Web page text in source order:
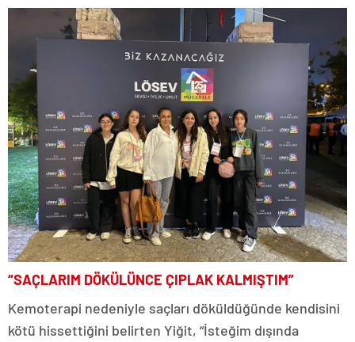
“SAÇLARIM DÖKÜLÜNCE ÇIPLAK KALMIŞTIM”
Kemoterapi nedeniyle saçları döküldüğünde kendisini
kötü hissettiğini belirten Yiğit, “İsteğim dışında